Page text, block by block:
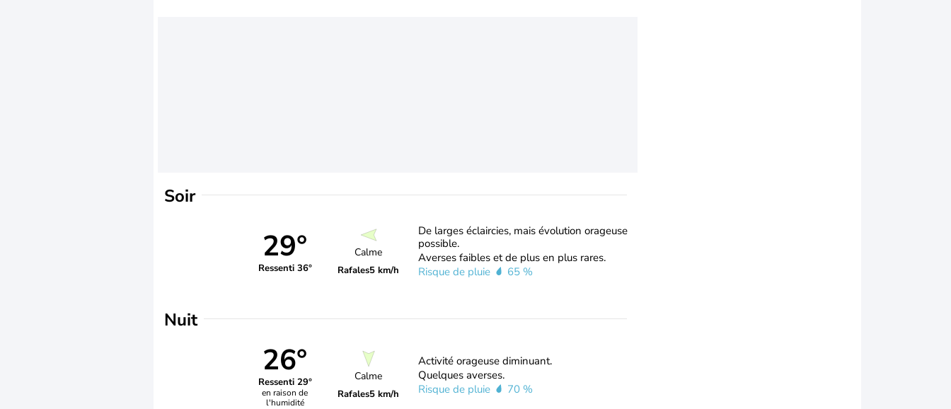
Soir
29°
Ressenti 36°
Calme
Rafales5 km/h
De larges éclaircies, mais évolution orageuse
possible.
Averses faibles et de plus en plus rares.
Risque de pluie
65 %
Nuit
26°
Ressenti 29°
en raison de
l'humidité
Calme
Rafales5 km/h
Activité orageuse diminuant.
Quelques averses.
Risque de pluie
70 %